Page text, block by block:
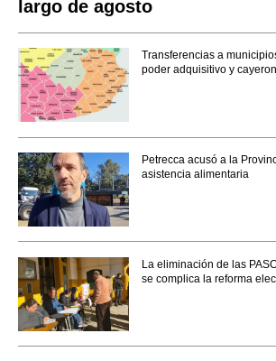
largo de agosto
Transferencias a
poder adquisitivo y
Petrecca acusó a la
asistencia alimentaria
La eliminación de las
se complica la reforma